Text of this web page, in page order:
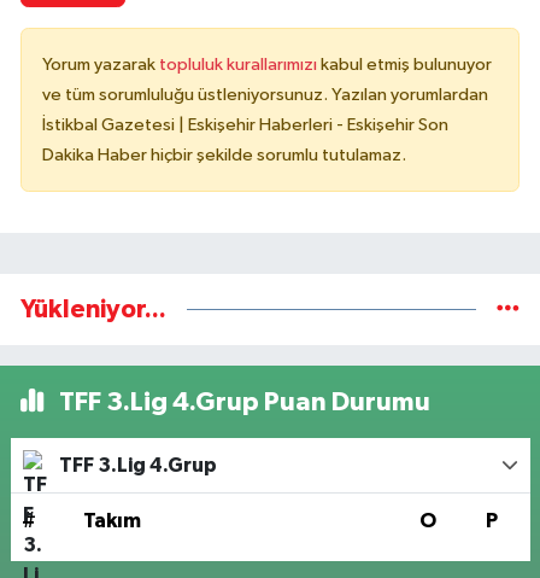
Yorum yazarak topluluk kurallarımızı kabul etmiş bulunuyor
ve tüm sorumluluğu üstleniyorsunuz. Yazılan yorumlardan
İstikbal Gazetesi | Eskişehir Haberleri - Eskişehir Son
Dakika Haber hiçbir şekilde sorumlu tutulamaz.
Yükleniyor...
TFF 3.Lig 4.Grup Puan Durumu
TFF 3.Lig 4.Grup
# Takım O P